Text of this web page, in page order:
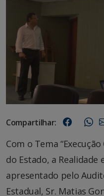
Compartilhar:
Com o Tema
do Estado, a Realidade
apresentado pelo
Estadual, Sr. Matias